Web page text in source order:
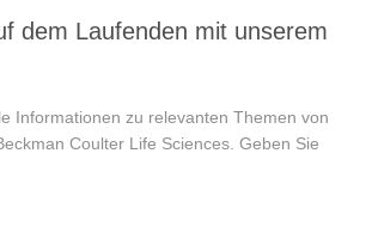
dem Laufenden mit unserem
Informationen zu relevanten Themen von
Coulter Life Sciences. Geben Sie